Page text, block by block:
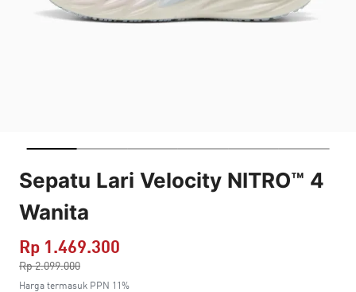
Sepatu Lari Velocity NITRO™ 4
Wanita
Rp 1.469.300
Rp 2.099.000
ke
Harga termasuk PPN 11%